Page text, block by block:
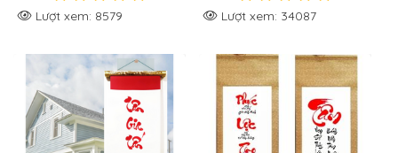
Lượt xem: 8579 Lượt xem: 34087